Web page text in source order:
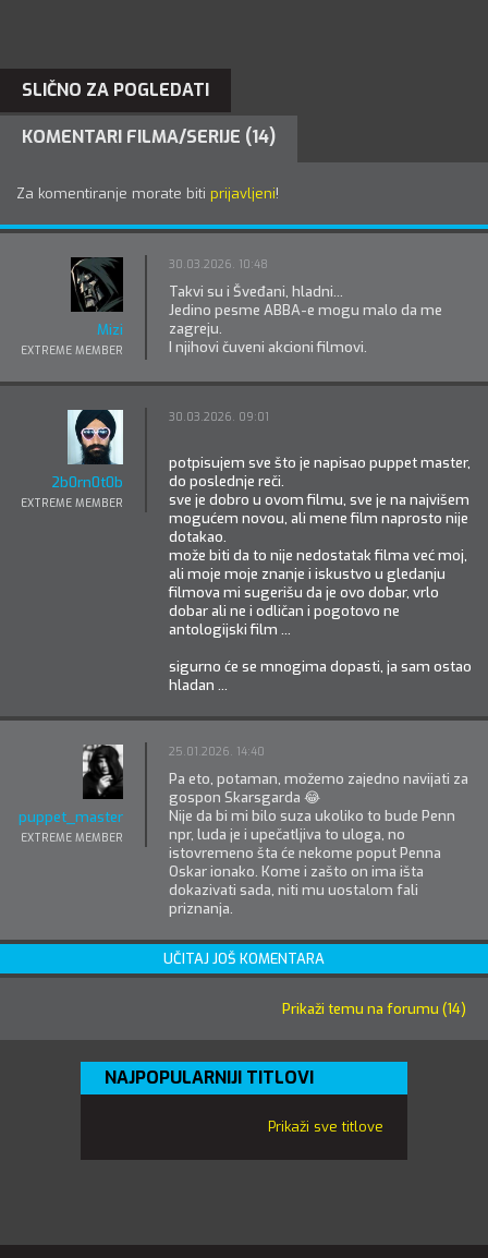
SLIČNO ZA POGLEDATI
KOMENTARI FILMA/SERIJE (14)
Za komentiranje morate biti prijavljeni!
Mizi
EXTREME MEMBER
30.03.2026. 10:48
Takvi su i Šveđani, hladni...
Jedino pesme ABBA-e mogu malo da me
zagreju.
I njihovi čuveni akcioni filmovi.
2b0rn0t0b
EXTREME MEMBER
30.03.2026. 09:01
potpisujem sve što je napisao puppet master,
do poslednje reči.
sve je dobro u ovom filmu, sve je na najvišem
mogućem novou, ali mene film naprosto nije
dotakao.
može biti da to nije nedostatak filma već moj,
ali moje moje znanje i iskustvo u gledanju
filmova mi sugerišu da je ovo dobar, vrlo
dobar ali ne i odličan i pogotovo ne
antologijski film ...
sigurno će se mnogima dopasti, ja sam ostao
hladan ...
puppet_master
EXTREME MEMBER
25.01.2026. 14:40
Pa eto, potaman, možemo zajedno navijati za
gospon Skarsgarda 😂
Nije da bi mi bilo suza ukoliko to bude Penn
npr, luda je i upečatljiva to uloga, no
istovremeno šta će nekome poput Penna
Oskar ionako. Kome i zašto on ima išta
dokazivati sada, niti mu uostalom fali
priznanja.
UČITAJ JOŠ KOMENTARA
Prikaži temu na forumu (14)
NAJPOPULARNIJI TITLOVI
Prikaži sve titlove